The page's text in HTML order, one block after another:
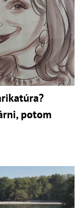
potom